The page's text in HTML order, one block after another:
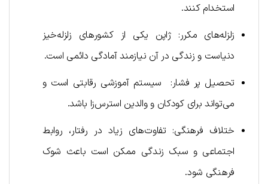
استخدام کنند.
زلزله‌های مکرر: ژاپن یکی از کشورهای زلزله‌خیز
دنیاست و زندگی در آن نیازمند آمادگی دائمی است.
تحصیل پر فشار: سیستم آموزشی رقابتی است و
می‌تواند برای کودکان و والدین استرس‌زا باشد.
ختلاف فرهنگی: تفاوت‌های زیاد در رفتار، روابط
اجتماعی و سبک زندگی ممکن است باعث شوک
فرهنگی شود.